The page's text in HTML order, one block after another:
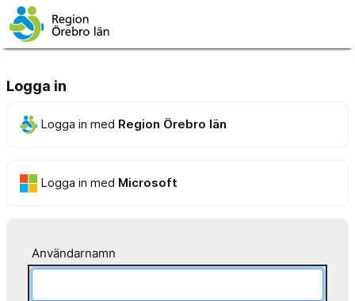
Logga in
Logga in med Region Örebro län
Logga in med Microsoft
Användarnamn